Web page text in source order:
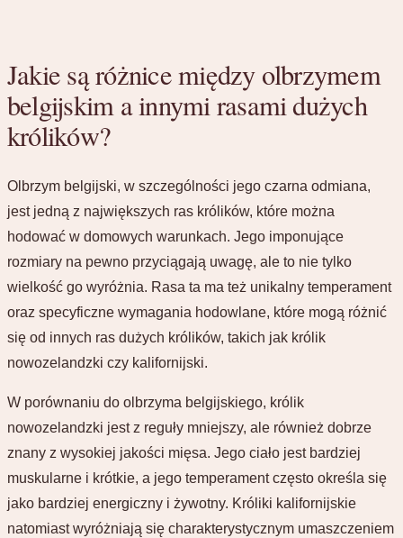
Jakie są różnice między olbrzymem
belgijskim a innymi rasami dużych
królików?
Olbrzym belgijski, w szczególności jego czarna odmiana,
jest jedną z największych ras królików, które można
hodować w domowych warunkach. Jego imponujące
rozmiary na pewno przyciągają uwagę, ale to nie tylko
wielkość go wyróżnia. Rasa ta ma też unikalny temperament
oraz specyficzne wymagania hodowlane, które mogą różnić
się od innych ras dużych królików, takich jak królik
nowozelandzki czy kalifornijski.
W porównaniu do olbrzyma belgijskiego, królik
nowozelandzki jest z reguły mniejszy, ale również dobrze
znany z wysokiej jakości mięsa. Jego ciało jest bardziej
muskularne i krótkie, a jego temperament często określa się
jako bardziej energiczny i żywotny. Króliki kalifornijskie
natomiast wyróżniają się charakterystycznym umaszczeniem